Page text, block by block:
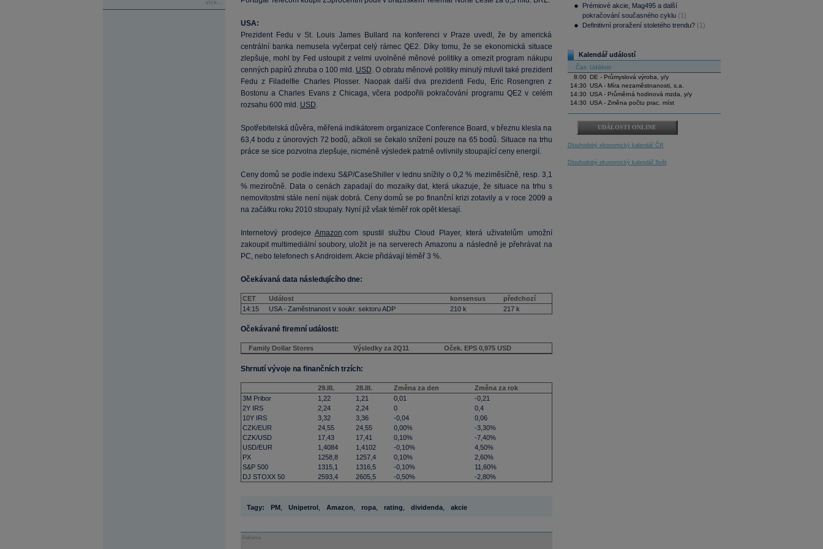
více...
USA:
Prezident Fedu v St. Louis James Bullard na konferenci v Praze uvedl, že by americká
centrální banka nemusela vyčerpat celý rámec QE2. Díky tomu, že se ekonomická situace
zlepšuje, mohl by Fed ustoupit z velmi uvolněné měnové politiky a omezit program nákupu
cenných papírů zhruba o 100 mld. USD. O obratu měnové politiky minulý mluvil také prezident
Fedu z Filadelfie Charles Plosser. Naopak další dva prezidenti Fedu, Eric Rosengren z
Bostonu a Charles Evans z Chicaga, včera podpořili pokračování programu QE2 v celém
rozsahu 600 mld. USD.
Spotřebitelská důvěra, měřená indikátorem organizace Conference Board, v březnu klesla na
63,4 bodu z únorových 72 bodů, ačkoli se čekalo snížení pouze na 65 bodů. Situace na trhu
práce se sice pozvolna zlepšuje, nicméně výsledek patrně ovlivnily stoupající ceny energií.
Ceny domů se podle indexu S&P/CaseShiller v lednu snížily o 0,2 % meziměsíčně, resp. 3,1
% meziročně. Data o cenách zapadají do mozaiky dat, která ukazuje, že situace na trhu s
nemovitostmi stále není nijak dobrá. Ceny domů se po finanční krizi zotavily a v roce 2009 a
na začátku roku 2010 stoupaly. Nyní již však téměř rok opět klesají.
Internetový prodejce Amazon.com spustil službu Cloud Player, která uživatelům umožní
zakoupit multimediální soubory, uložit je na serverech Amazonu a následně je přehrávat na
PC, nebo telefonech s Androidem. Akcie přidávají téměř 3 %.
Očekávaná data následujícího dne:
CET Událost konsensus
předchozí
14:15
USA - Zaměstnanost v soukr. sektoru ADP 210 k 217 k
Očekávané firemní události:
Family Dollar Stores Výsledky za 2Q11 Oček. EPS 0,975 USD
Shrnutí vývoje na finančních trzích:
29.III. 28.III. Změna za den
Změna za rok
3M Pribor
1,22 1,21 0,01
-0,21
2Y IRS
2,24 2,24 0
0,4
10Y IRS
3,32 3,36 -0,04
0,06
CZK/EUR
24,55 24,55 0,00%
-3,30%
CZK/USD
17,43 17,41 0,10%
-7,40%
USD/EUR
1,4084 1,4102 -0,10%
4,50%
PX
1258,8 1257,4 0,10%
2,60%
S&P 500
1315,1 1316,5 -0,10%
11,60%
DJ STOXX 50
2593,4 2605,5 -0,50% -2,80%
Tagy: PM, Unipetrol, Amazon ropa, rating dividenda, akcie
Reklama
Prémiové akcie, Mag495 a další
pokračování současného cyklu (1)
Definitivní proražení stoletého trendu? (1)
Kalendář událostí
Čas Událost
8:00
DE - Průmyslová výroba, y/y
14:30 USA - Míra nezaměstnanosti, s.a.
14:30 USA - Průměrná hodinová mzda, y/y
14:30 USA - Změna počtu prac. míst
UDÁLOSTI ONLINE
Dlouhodobý ekonomický kalendář ČR
Dlouhodobý ekonomický kalendář Svět